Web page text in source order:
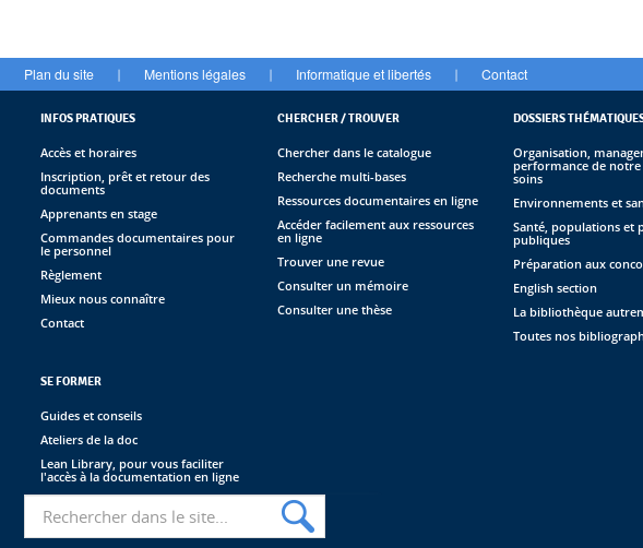
Plan du site | Mentions légales | Informatique et libertés | Contact
INFOS PRATIQUES
Accès et horaires
Inscription, prêt et retour des
documents
Apprenants en stage
Commandes documentaires pour
le personnel
Règlement
Mieux nous connaître
Contact
CHERCHER / TROUVER
Chercher dans le catalogue
Recherche multi-bases
Ressources documentaires en ligne
Accéder facilement aux ressources
en ligne
Trouver une revue
Consulter un mémoire
Consulter une thèse
DOSSIERS
Organisation,
performance de notre
soins
Environnements et
Santé, populations et
publiques
Préparation aux
English section
La bibliothèque
Toutes nos
SE FORMER
Guides et conseils
Ateliers de la doc
Lean Library, pour vous faciliter
l'accès à la documentation en ligne